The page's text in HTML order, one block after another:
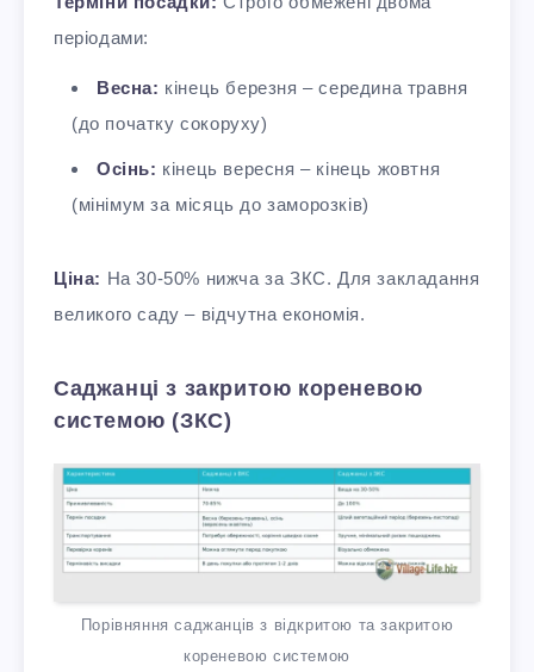
періодами:​
Весна: кінець березня – середина травня
(до початку сокоруху)
Осінь: кінець вересня – кінець жовтня
(мінімум за місяць до заморозків)
Ціна: На 30-50% нижча за ЗКС. Для закладання
великого саду – відчутна економія.​
Саджанці з закритою кореневою
системою (ЗКС)
Порівняння саджанців з відкритою та закритою
кореневою системою